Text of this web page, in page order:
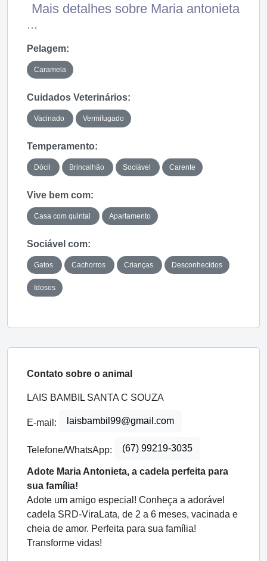
Mais detalhes sobre Maria antonieta
...
Pelagem:
Caramela
Cuidados Veterinários:
Vacinado Vermifugado
Temperamento:
Dócil Brincalhão Sociável Carente
Vive bem com:
Casa com quintal Apartamento
Sociável com:
Gatos Cachorros Crianças Desconhecidos
Idosos
Contato sobre o animal
LAIS BAMBIL SANTA C SOUZA
E-mail: laisbambil99@gmail.com
Telefone/WhatsApp: (67) 99219-3035
Adote Maria Antonieta, a cadela perfeita para
sua família!
Adote um amigo especial! Conheça a adorável
cadela SRD-ViraLata, de 2 a 6 meses, vacinada e
cheia de amor. Perfeita para sua família!
Transforme vidas!